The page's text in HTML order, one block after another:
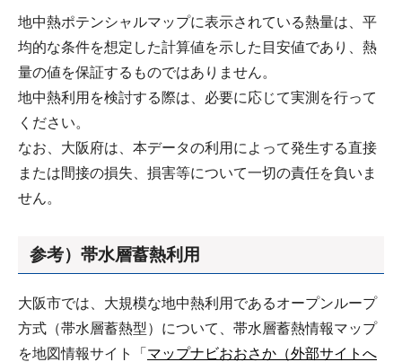
地中熱ポテンシャルマップに表示されている熱量は、平
均的な条件を想定した計算値を示した目安値であり、熱
量の値を保証するものではありません。
地中熱利用を検討する際は、必要に応じて実測を行って
ください。
なお、大阪府は、本データの利用によって発生する直接
または間接の損失、損害等について一切の責任を負いま
せん。
参考）帯水層蓄熱利用
大阪市では、大規模な地中熱利用であるオープンループ
方式（帯水層蓄熱型）について、帯水層蓄熱情報マップ
を地図情報サイト「 マップナビおおさか（外部サイトへ